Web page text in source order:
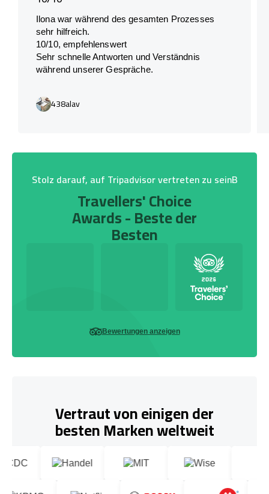
Ilona war während des gesamten Prozesses
sehr hilfreich.
10/10, empfehlenswert
Sehr schnelle Antworten und Verständnis
während unserer Gespräche.
438alav
Stolz darauf, auf Tripadvisor vertreten zu seinB
Travellers' Choice
Awards - Beste der
Besten
Bewertungen anzeigen
Vertraut von einigen der
besten Marken weltweit